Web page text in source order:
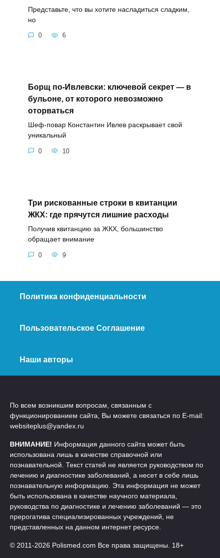
Представьте, что вы хотите насладиться сладким,
но
0 6
Борщ по-Ивлевски: ключевой секрет — в
бульоне, от которого невозможно
оторваться
Шеф-повар Константин Ивлев раскрывает свой
уникальный
0 10
Три рискованные строки в квитанции
ЖКХ: где прячутся лишние расходы
Получив квитанцию за ЖКХ, большинство
обращает внимание
0 9
Политика конфиденциальности
Пользовательское Соглашение
Наши авторы
По всем возникшим вопросам, связанным с
функционированием сайта, Вы можете связаться по E-mail:
websiteplus@yandex.ru
ВНИМАНИЕ! Информация данного сайта может быть
использована лишь в качестве справочной или
познавательной. Текст статей не является руководством по
лечению и диагностике заболеваний, а несет в себе лишь
познавательную информацию. Эта информация не может
быть использована в качестве научного материала,
руководства по диагностике и лечению заболеваний — это
прерогатива специализированных учреждений, не
представленных на данном интернет ресурсе.
© 2011-2026 Polismed.com Все права защищены. 18+